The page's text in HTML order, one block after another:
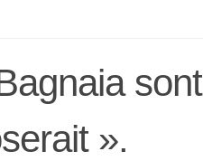
sont
».